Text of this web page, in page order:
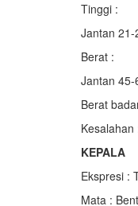
Tinggi :
Jantan
Berat :
Jantan
Berat
KEPALA
Ekspresi :
Mata :